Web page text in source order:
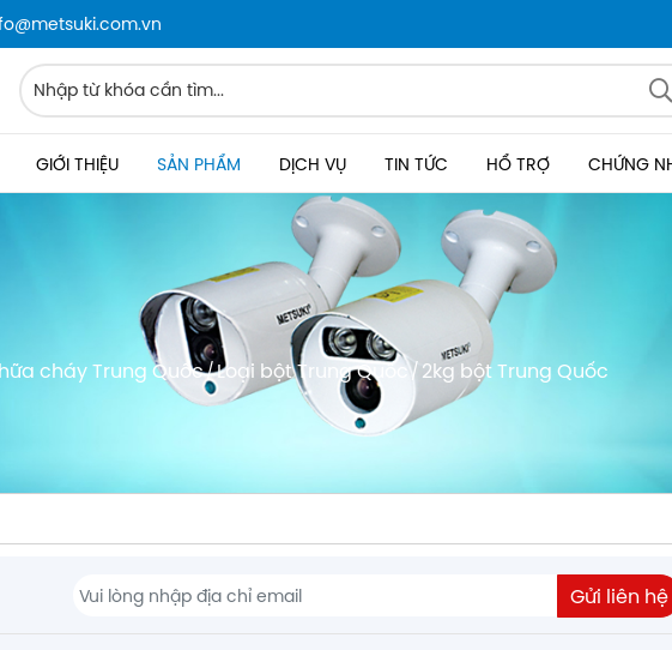
GIỚI THIỆU SẢN PHẨM DỊCH VỤ TIN TỨC HỔ TRỢ CHỨNG
cháy Trung Quốc Loại bột Trung Quốc 2kg bột Trung Quốc